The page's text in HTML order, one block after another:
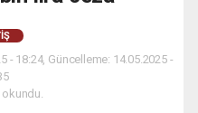
- 18:24, Güncelleme: 14.05.2025 -